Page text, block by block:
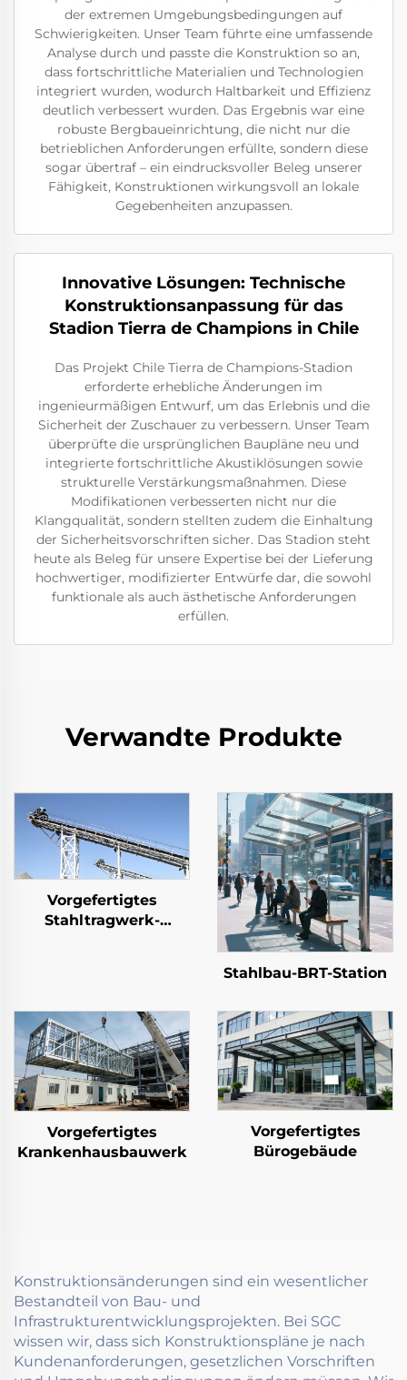
der extremen Umgebungsbedingungen auf
Schwierigkeiten. Unser Team führte eine umfassende
Analyse durch und passte die Konstruktion so an,
dass fortschrittliche Materialien und Technologien
integriert wurden, wodurch Haltbarkeit und Effizienz
deutlich verbessert wurden. Das Ergebnis war eine
robuste Bergbaueinrichtung, die nicht nur die
betrieblichen Anforderungen erfüllte, sondern diese
sogar übertraf – ein eindrucksvoller Beleg unserer
Fähigkeit, Konstruktionen wirkungsvoll an lokale
Gegebenheiten anzupassen.
Innovative Lösungen: Technische
Konstruktionsanpassung für das
Stadion Tierra de Champions in Chile
Das Projekt Chile Tierra de Champions-Stadion
erforderte erhebliche Änderungen im
ingenieurmäßigen Entwurf, um das Erlebnis und die
Sicherheit der Zuschauer zu verbessern. Unser Team
überprüfte die ursprünglichen Baupläne neu und
integrierte fortschrittliche Akustiklösungen sowie
strukturelle Verstärkungsmaßnahmen. Diese
Modifikationen verbesserten nicht nur die
Klangqualität, sondern stellten zudem die Einhaltung
der Sicherheitsvorschriften sicher. Das Stadion steht
heute als Beleg für unsere Expertise bei der Lieferung
hochwertiger, modifizierter Entwürfe dar, die sowohl
funktionale als auch ästhetische Anforderungen
erfüllen.
Verwandte Produkte
Vorgefertigtes
Stahltragwerk-
Stahlbau-BRT-Station
Vorgefertigtes
Krankenhausbauwerk
Vorgefertigtes
Bürogebäude
Konstruktionsänderungen sind ein wesentlicher
Bestandteil von Bau- und
Infrastrukturentwicklungsprojekten. Bei SGC
wissen wir, dass sich Konstruktionspläne je nach
Kundenanforderungen, gesetzlichen Vorschriften